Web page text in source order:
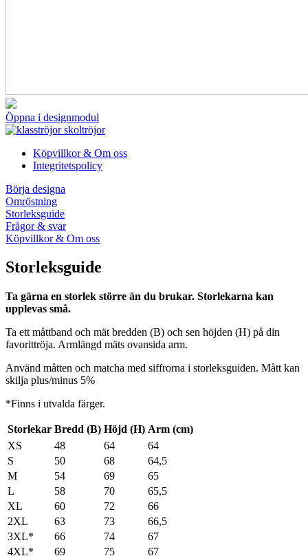
Öppna i designmodul
Köpvillkor & Om oss
Integritetspolicy
Börja designa
Omröstning
Storleksguide
Frågor & svar
Köpvillkor & Om oss
Storleksguide
Ta gärna en storlek större än du brukar. Storlekarna kan
upplevas små.
Ta ett måttband och mät bredden (B) och sen höjden (H) på din
favorittröja. Armlängd mäts ovansida arm.
Använd måtten och matcha med siffrorna i storleksguiden. Mått kan
skilja plus/minus 5%
*Finns i utvalda färger.
Storlekar Bredd (B) Höjd (H) Arm (cm)
XS
48 64
64
S
50 68
64,5
M
54 69
65
L
58 70
65,5
XL
60 72
66
2XL
63 73
66,5
3XL*
66 74
67
4XL*
69 75 67